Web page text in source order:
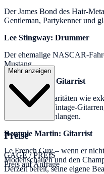
Der James Bond des Hair-
Gentleman, Partykenner und
Lee Stingway: Drummer
Der ehemalige NASCAR-
Mustang.
Snake Rocket: Gitarrist
Sammler von Raritäten wie
verschollenen Vintage-
klappernden Schlangen.
Remmie Martin: Gitarrist
Le French Guy – wenn er
Modenschauen und den
Derzeit bereit, seine eigene
Mehr anzeigen
Preise
GAGE / PREIS
Preis auf Anfrage